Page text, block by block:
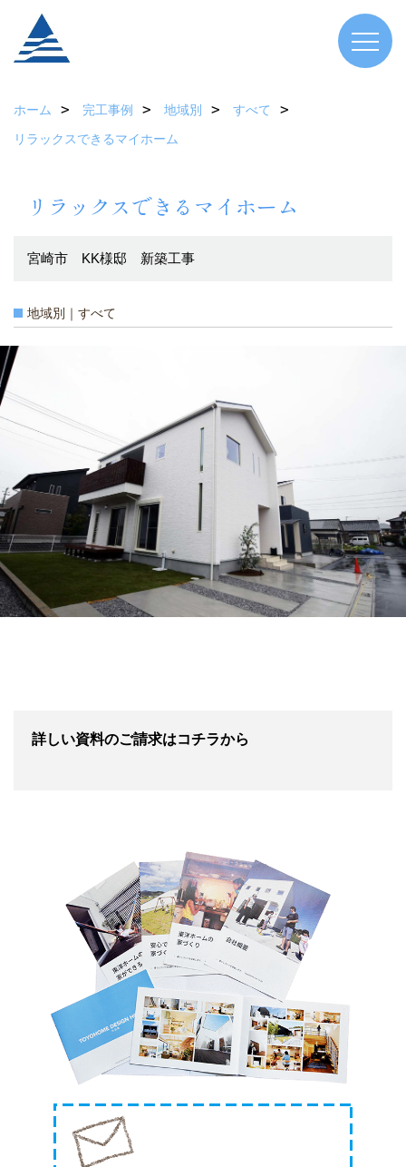
ホーム 完工事例 地域別
すべて
リラックスできるマイホーム
リラックスできるマイホーム
宮崎市 KK様邸 新築工事
地域別｜すべて
詳しい資料のご請求はコチラから